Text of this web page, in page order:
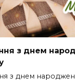
з днем
з днем